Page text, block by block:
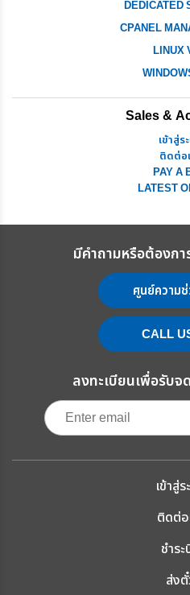
DEDICATED
CPANEL
LINUX
Sales &
เข้าสู่ร
ติดต่อ
PAY A
LATEST
มีคำถามหรือต้องก
ศูนย์ความ
CALL
ลงทะเบียนเพื่อรับจ
เข้าสู่
ติดต่อ
ชำระ
ส่ง